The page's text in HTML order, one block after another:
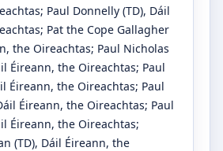
; Paul Donnelly (TD), Dáil
; Pat the Cope Gallagher
the Oireachtas; Paul Nicholas
Éireann, the Oireachtas; Paul
Éireann, the Oireachtas; Paul
Éireann, the Oireachtas; Paul
Éireann, the Oireachtas;
(TD), Dáil Éireann, the